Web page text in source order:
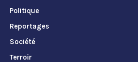
Politique
Reportages
Société
Terroir